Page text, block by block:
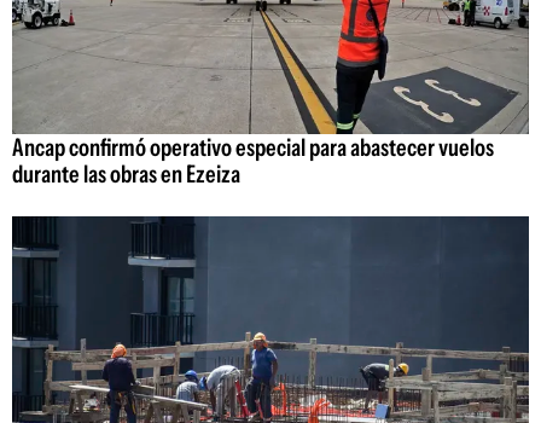
Ancap confirmó operativo especial para abastecer vuelos
durante las obras en Ezeiza